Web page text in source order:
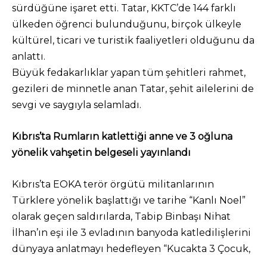
sürdüğüne işaret etti. Tatar, KKTC’de 144 farklı
ülkeden öğrenci bulunduğunu, birçok ülkeyle
kültürel, ticari ve turistik faaliyetleri olduğunu da
anlattı.
Büyük fedakarlıklar yapan tüm şehitleri rahmet,
gezileri de minnetle anan Tatar, şehit ailelerini de
sevgi ve saygıyla selamladı.
Kıbrıs’ta Rumların katlettiği anne ve 3 oğluna
yönelik vahşetin belgeseli yayınlandı
Kıbrıs’ta EOKA terör örgütü militanlarının
Türklere yönelik başlattığı ve tarihe “Kanlı Noel”
olarak geçen saldırılarda, Tabip Binbaşı Nihat
İlhan’ın eşi ile 3 evladının banyoda katledilişlerini
dünyaya anlatmayı hedefleyen “Kucakta 3 Çocuk,